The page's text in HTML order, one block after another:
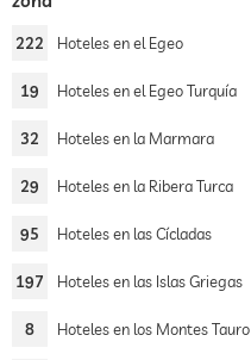
222 Hoteles en el Egeo
19 Hoteles en el Egeo Turquía
32 Hoteles en la Marmara
29 Hoteles en la Ribera Turca
95 Hoteles en las Cícladas
197 Hoteles en las Islas Griegas
8 Hoteles en los Montes Tauro